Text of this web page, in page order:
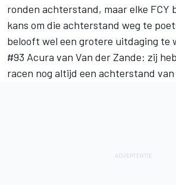
ronden achterstand, maar elke FCY
kans om die achterstand weg te
belooft wel een grotere uitdaging te
#93 Acura van Van der Zande: zij
racen nog altijd een achterstand van